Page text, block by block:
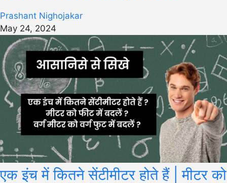
Prashant Nighojakar
May 24, 2024
एक इंच में कितने सेंटीमीटर होते हैं | मीटर को